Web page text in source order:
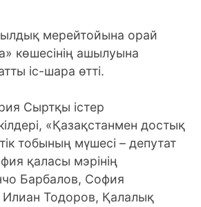
мерейтойына орай
көшесінің ашылуына
іс-шара өтті.
Сыртқы істер
«Қазақстанмен достық
тобының мүшесі – депутат
қаласы мэрінің
Барбалов, София
Тодоров, Қалалық